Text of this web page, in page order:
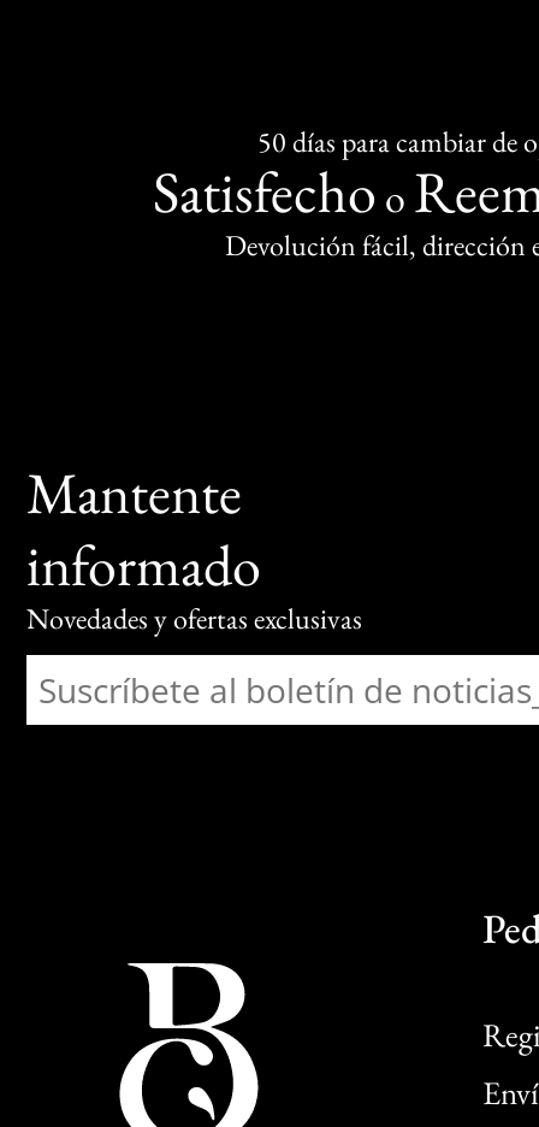
50 días para cambiar de
Satisfecho o
Devolución fácil, dirección
Mantente
informado
Novedades y ofertas exclusivas